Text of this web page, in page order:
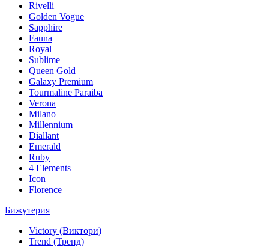
Rivelli
Golden Vogue
Sapphire
Fauna
Royal
Sublime
Queen Gold
Galaxy Premium
Tourmaline Paraiba
Verona
Milano
Millennium
Diallant
Emerald
Ruby
4 Elements
Icon
Florence
Бижутерия
Victory (Виктори)
Trend (Тренд)